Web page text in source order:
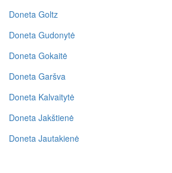
Doneta Goltz
Doneta Gudonytė
Doneta Gokaitė
Doneta Garšva
Doneta Kalvaitytė
Doneta Jakštienė
Doneta Jautakienė